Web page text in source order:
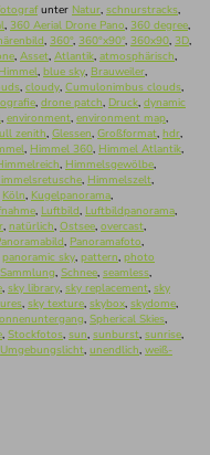
unter Natur, schnurstracks,
, 360 Aerial Drone Pano, 360 degree,
, 360°, 360°x90°, 360x90, 3D,
, Asset, Atlantik, atmosphärisch,
, blue sky, Brauweiler,
, cloudy, Cumulonimbus clouds,
, drone patch, Druck, dynamic
, environment, environment map,
zenith, Glessen, Großformat, hdr,
, Himmel 360, Himmel Atlantik,
, Himmelsgewölbe,
, Himmelszelt,
Köln, Kugelpanorama,
, Luftbild, Luftbildpanorama,
, natürlich, Ostsee, overcast,
, Panoramafoto,
panoramic sky, pattern, photo
Sammlung, Schnee, seamless,
, sky library, sky replacement, sky
, sky texture, skybox, skydome,
, Spherical Skies,
, Stockfotos, sun, sunburst, sunrise,
Umgebungslicht, unendlich, weiß-